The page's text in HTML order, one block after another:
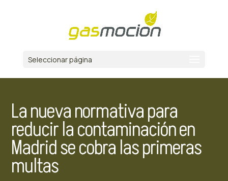
Seleccionar página
La nueva normativa para
reducir la contaminación en
Madrid se cobra las primeras
multas